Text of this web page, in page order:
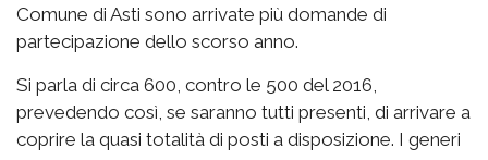
Comune di Asti sono arrivate più domande di
partecipazione dello scorso anno.
Si parla di circa 600, contro le 500 del 2016,
prevedendo così, se saranno tutti presenti, di arrivare a
coprire la quasi totalità di posti a disposizione. I generi